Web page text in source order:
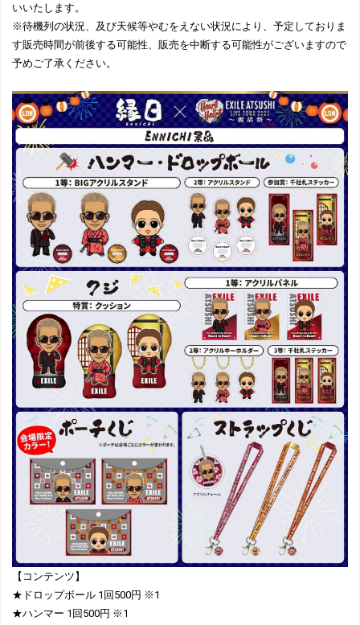
いいたします。
※待機列の状況、及び天候等やむをえない状況により、予定しておりま
す販売時間が前後する可能性、販売を中断する可能性がございますので
予めご了承ください。
【コンテンツ】
★ドロップボール 1回500円 ※1
★ハンマー 1回500円 ※1